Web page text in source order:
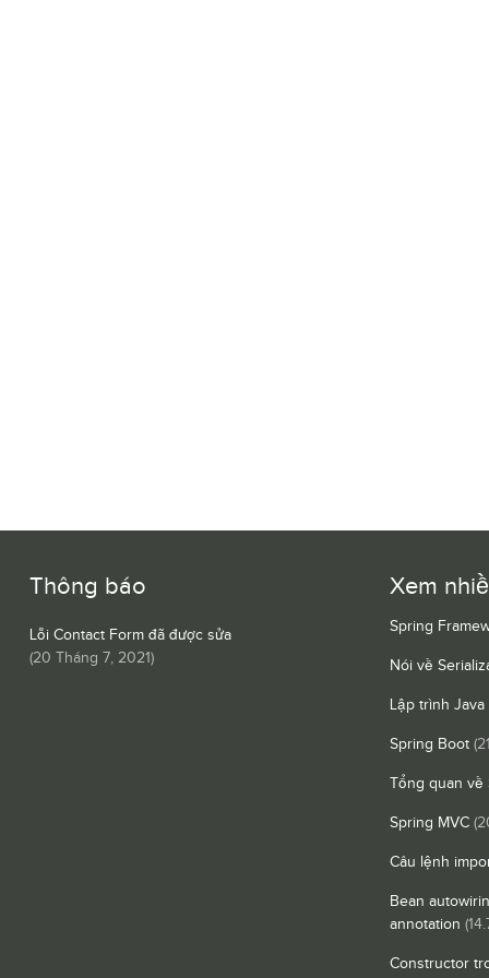
Thông báo
Lỗi Contact Form đã được sửa
(20 Tháng 7, 2021)
Xem
Spring
Nói về
Lập trình
Spring Boot
Tổng quan về
Spring MVC
Câu lệnh
Bean
annotation
Constructor